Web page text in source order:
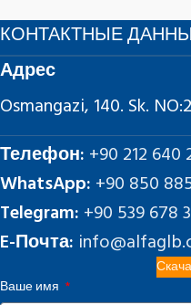
КОНТАКТНЫЕ
Адрес
Osmangazi, 140. Sk.
Телефон: +90 212 640
WhatsApp: +90 850
Telegram: +90 539 678
E-Почта:
Ваше имя